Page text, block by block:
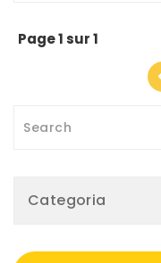
Page 1 sur 1
Categoria